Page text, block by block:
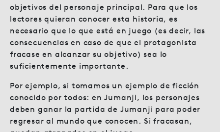
objetivos del personaje principal. Para que los
lectores quieran conocer esta historia, es
necesario que lo que está en juego (es decir, las
consecuencias en caso de que el protagonista
fracase en alcanzar su objetivo) sea lo
suficientemente importante.
Por ejemplo, si tomamos un ejemplo de ficción
conocido por todos: en Jumanji, los personajes
deben ganar la partida de Jumanji para poder
regresar al mundo que conocen. Si fracasan,